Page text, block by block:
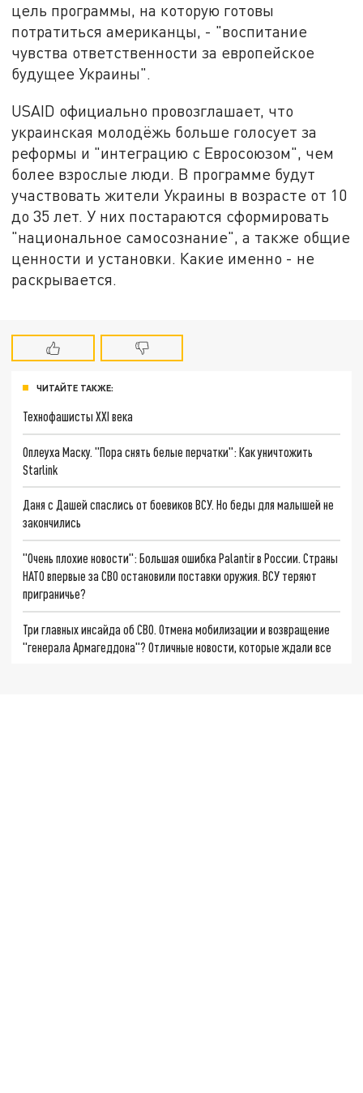
цель программы, на которую готовы
потратиться американцы, - "воспитание
чувства ответственности за европейское
будущее Украины".
USAID официально провозглашает, что
украинская молодёжь больше голосует за
реформы и "интеграцию с Евросоюзом", чем
более взрослые люди. В программе будут
участвовать жители Украины в возрасте от 10
до 35 лет. У них постараются сформировать
"национальное самосознание", а также общие
ценности и установки. Какие именно - не
раскрывается.
ЧИТАЙТЕ ТАКЖЕ:
Технофашисты XXI века
Оплеуха Маску. "Пора снять белые перчатки": Как уничтожить
Starlink
Даня с Дашей спаслись от боевиков ВСУ. Но беды для малышей не
закончились
"Очень плохие новости": Большая ошибка Palantir в России. Страны
НАТО впервые за СВО остановили поставки оружия. ВСУ теряют
приграничье?
Три главных инсайда об СВО. Отмена мобилизации и возвращение
"генерала Армагеддона"? Отличные новости, которые ждали все